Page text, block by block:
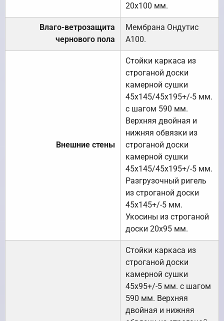
20х100 мм.
Влаго-ветрозащита
чернового пола
Мембрана Ондутис
А100.
Внешние стены
Стойки каркаса из
строганой доски
камерной сушки
45х145/45х195+/-5 мм.
с шагом 590 мм.
Верхняя двойная и
нижняя обвязки из
строганой доски
камерной сушки
45х145/45х195+/-5 мм.
Разгрузочный ригель
из строганой доски
45х145+/-5 мм.
Укосины из строганой
доски 20х95 мм.
Стойки каркаса из
строганой доски
камерной сушки
45х95+/-5 мм. с шагом
590 мм. Верхняя
двойная и нижняя